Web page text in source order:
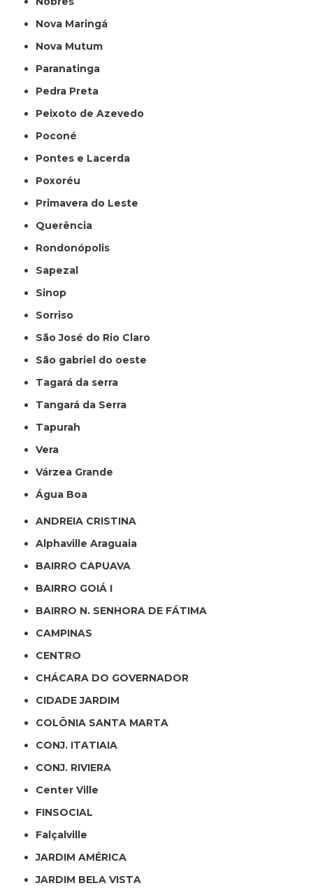
Nova Maringá
Nova Mutum
Paranatinga
Pedra Preta
Peixoto de Azevedo
Poconé
Pontes e Lacerda
Poxoréu
Primavera do Leste
Querência
Rondonópolis
Sapezal
Sinop
Sorriso
São José do Rio Claro
São gabriel do oeste
Tagará da serra
Tangará da Serra
Tapurah
Vera
Várzea Grande
Água Boa
ANDREIA CRISTINA
Alphaville Araguaia
BAIRRO CAPUAVA
BAIRRO GOIÁ I
BAIRRO N. SENHORA DE FÁTIMA
CAMPINAS
CENTRO
CHÁCARA DO GOVERNADOR
CIDADE JARDIM
COLÔNIA SANTA MARTA
CONJ. ITATIAIA
CONJ. RIVIERA
Center Ville
FINSOCIAL
Falçalville
JARDIM AMÉRICA
JARDIM BELA VISTA